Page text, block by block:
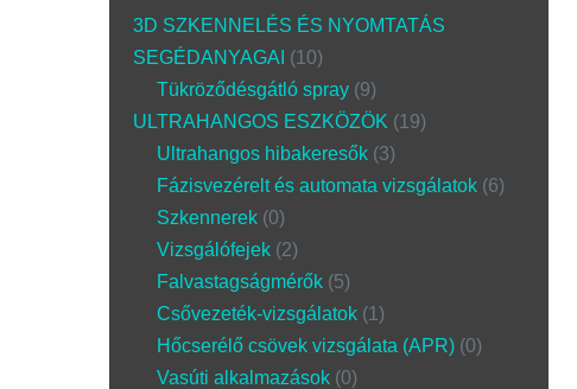
3D SZKENNELÉS ÉS NYOMTATÁS
SEGÉDANYAGAI
10
Tükröződésgátló spray 9
ULTRAHANGOS ESZKÖZÖK
19
Ultrahangos hibakeresők 3
Fázisvezérelt és automata vizsgálatok 6
Szkennerek 0
Vizsgálófejek 2
Falvastagságmérők 5
Csővezeték-vizsgálatok 1
Hőcserélő csövek vizsgálata (APR) 0
Vasúti alkalmazások 0